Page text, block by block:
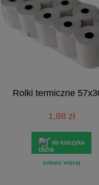
Rolki termiczne
1,88 zł
do koszyka
zobacz więcej